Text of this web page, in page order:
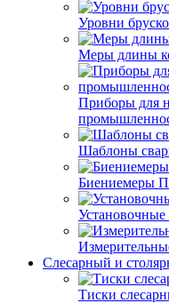
Уровни
Меры длины
Приборы для
Шаблоны
Биениемеры
Слесарный и
Тиски